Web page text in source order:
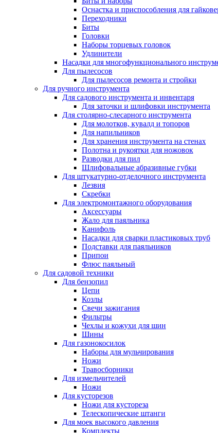
Оснастка и приспособления для
Переходники
Биты
Головки
Наборы торцевых головок
Удлинители
Насадки для многофункционального
Для пылесосов
Для пылесосов ремонта и стройки
Для ручного инструмента
Для садового инструмента и инвентаря
Для заточки и шлифовки инструмента
Для столярно-слесарного инструмента
Для молотков, кувалд и топоров
Для напильников
Для хранения инструмента на стенах
Полотна и рукоятки для ножовок
Разводки для пил
Шлифовальные абразивные губки
Для штукатурно-отделочного инструмента
Лезвия
Скребки
Для электромонтажного оборудования
Аксессуары
Жало для паяльника
Канифоль
Насадки для сварки пластиковых труб
Подставки для паяльников
Припои
Флюс паяльный
Для садовой техники
Для бензопил
Цепи
Козлы
Свечи зажигания
Фильтры
Чехлы и кожухи для шин
Шины
Для газонокосилок
Наборы для мульчирования
Ножи
Травосборники
Для измельчителей
Ножи
Для кусторезов
Ножи для кустореза
Телескопические штанги
Для моек высокого давления
Комплекты